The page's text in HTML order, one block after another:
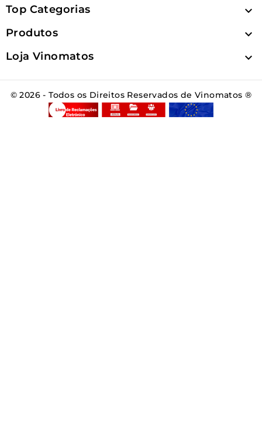
Top Categorias 
Produtos 
Loja Vinomatos 
© 2026 - Todos os Direitos Reservados de Vinomatos ®